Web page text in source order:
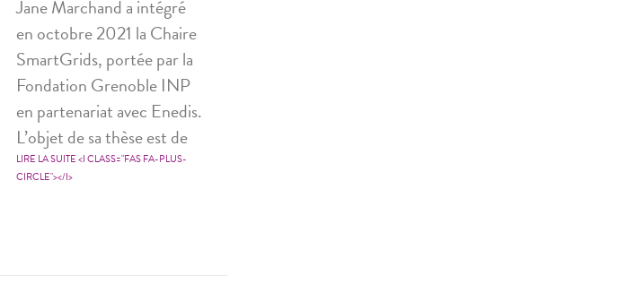
Jane Marchand a intégré
en octobre 2021 la Chaire
SmartGrids, portée par la
Fondation Grenoble INP
en partenariat avec Enedis.
L’objet de sa thèse est de
LIRE LA SUITE <I CLASS="FAS FA-PLUS-
CIRCLE"></I>